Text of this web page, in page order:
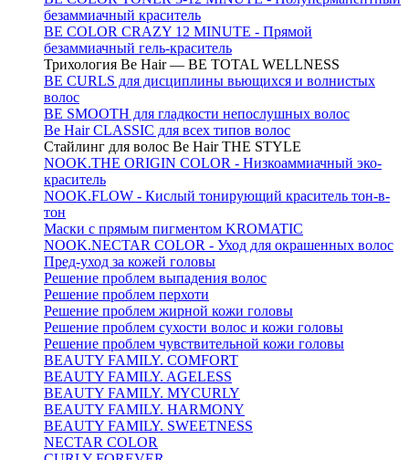
безаммиачный краситель
BE COLOR CRAZY 12 MINUTE - Прямой
безаммиачный гель-краситель
Трихология Be Hair — BE TOTAL WELLNESS
BE CURLS для дисциплины вьющихся и волнистых
волос
BE SMOOTH для гладкости непослушных волос
Be Hair CLASSIC для всех типов волос
Стайлинг для волос Be Hair THE STYLE
NOOK.THE ORIGIN COLOR - Низкоаммиачный эко-
краситель
NOOK.FLOW - Кислый тонирующий краситель тон-в-
тон
Маски с прямым пигментом KROMATIC
NOOK.NECTAR COLOR - Уход для окрашенных волос
Пред-уход за кожей головы
Решение проблем выпадения волос
Решение проблем перхоти
Решение проблем жирной кожи головы
Решение проблем сухости волос и кожи головы
Решение проблем чувствительной кожи головы
BEAUTY FAMILY. COMFORT
BEAUTY FAMILY. AGELESS
BEAUTY FAMILY. MYCURLY
BEAUTY FAMILY. HARMONY
BEAUTY FAMILY. SWEETNESS
NECTAR COLOR